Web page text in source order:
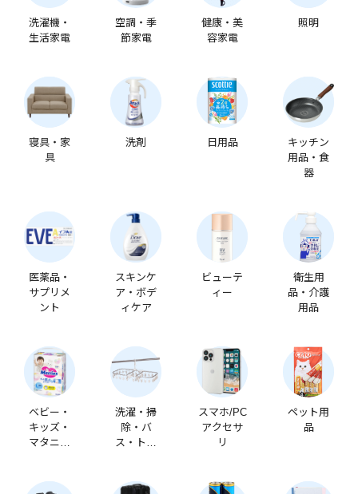
洗濯機・
生活家電
空調・季
節家電
健康・美
容家電
照明
寝具・家
具
洗剤 日用品
キッチン
用品・食
器
医薬品・
サプリメ
ント
スキンケ
ア・ボデ
ィケア
ビューテ
ィー
衛生用
品・介護
用品
ベビー・
キッズ・
マタニテ
洗濯・掃
除・バ
ス・トイ
スマホ/PC
アクセサ
リ
ペット用
品